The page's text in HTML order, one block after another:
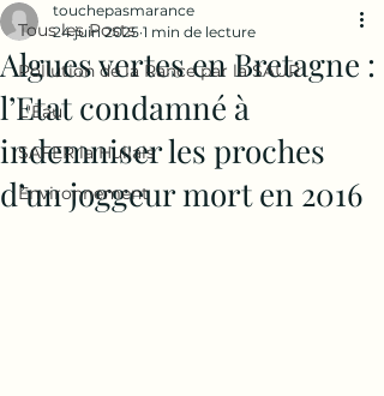
Tous les Posts
Pollution de la Rance par la SAUR
L'Eau
SAFER la Huliais
Environnement
Algues vertes en Bretagne :
l’Etat condamné à
indemniser les proches
d’un joggeur mort en 2016
touchepasmarance
24 juin 2025 1 min de lecture